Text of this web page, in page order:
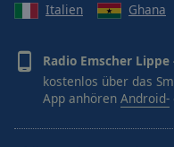
Italien
Ghana
Radio Emscher Lippe
kostenlos über das
App anhören Android-